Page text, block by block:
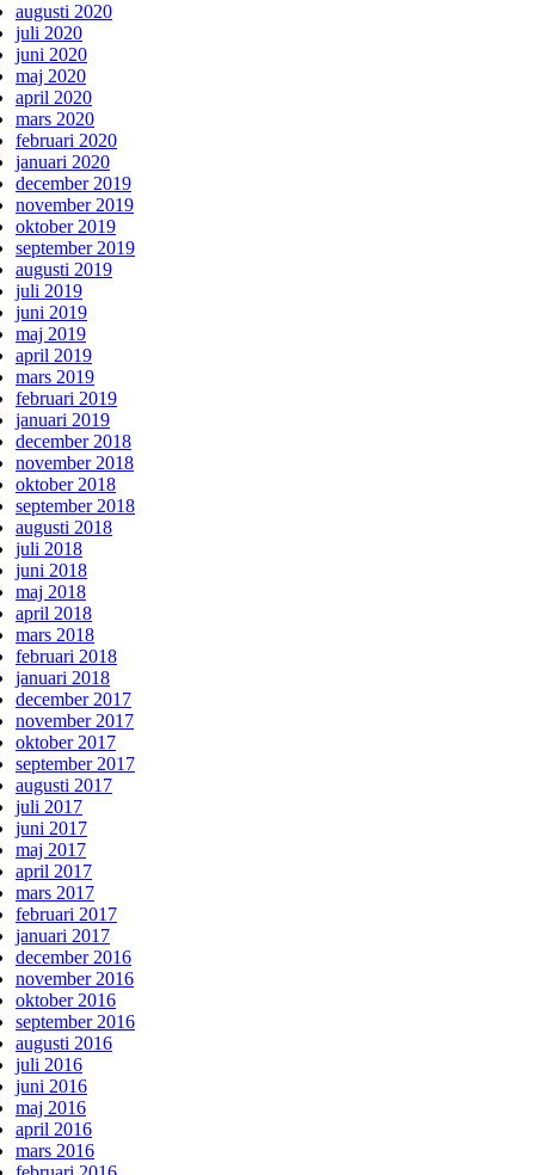
augusti 2020
juli 2020
juni 2020
maj 2020
april 2020
mars 2020
februari 2020
januari 2020
december 2019
november 2019
oktober 2019
september 2019
augusti 2019
juli 2019
juni 2019
maj 2019
april 2019
mars 2019
februari 2019
januari 2019
december 2018
november 2018
oktober 2018
september 2018
augusti 2018
juli 2018
juni 2018
maj 2018
april 2018
mars 2018
februari 2018
januari 2018
december 2017
november 2017
oktober 2017
september 2017
augusti 2017
juli 2017
juni 2017
maj 2017
april 2017
mars 2017
februari 2017
januari 2017
december 2016
november 2016
oktober 2016
september 2016
augusti 2016
juli 2016
juni 2016
maj 2016
april 2016
mars 2016